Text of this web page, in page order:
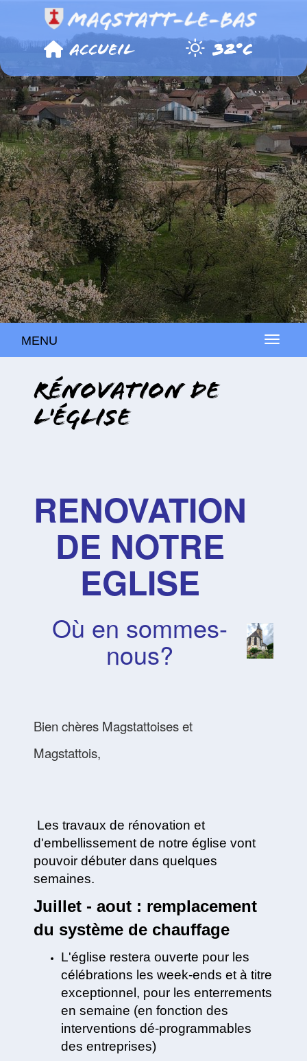
Accueil 32°C
MENU
MENU
Rénovation de
l'église
RENOVATION
DE NOTRE
EGLISE
Où en sommes-
nous?
Bien chères Magstattoises et
Magstattois,
Les travaux de rénovation et
d'embellissement de notre église vont
pouvoir débuter dans quelques
semaines.
Juillet - aout : remplacement
du système de chauffage
L'église restera ouverte pour les
célébrations les week-ends et à titre
exceptionnel, pour les enterrements
en semaine (en fonction des
interventions dé-programmables
des entreprises)
Panneau de gestion des cookies